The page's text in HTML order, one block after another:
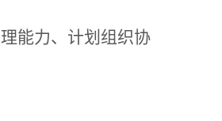
能力、计划组织协